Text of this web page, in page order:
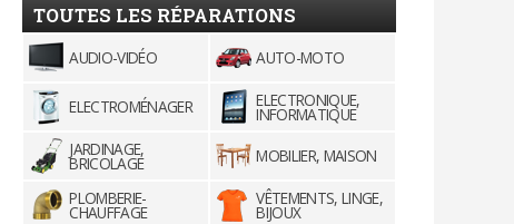
TOUTES LES RÉPARATIONS
AUDIO-VIDÉO AUTO-MOTO
ELECTROMÉNAGER ELECTRONIQUE,
INFORMATIQUE
JARDINAGE,
BRICOLAGE
MOBILIER, MAISON
PLOMBERIE-
CHAUFFAGE
VÊTEMENTS, LINGE,
BIJOUX